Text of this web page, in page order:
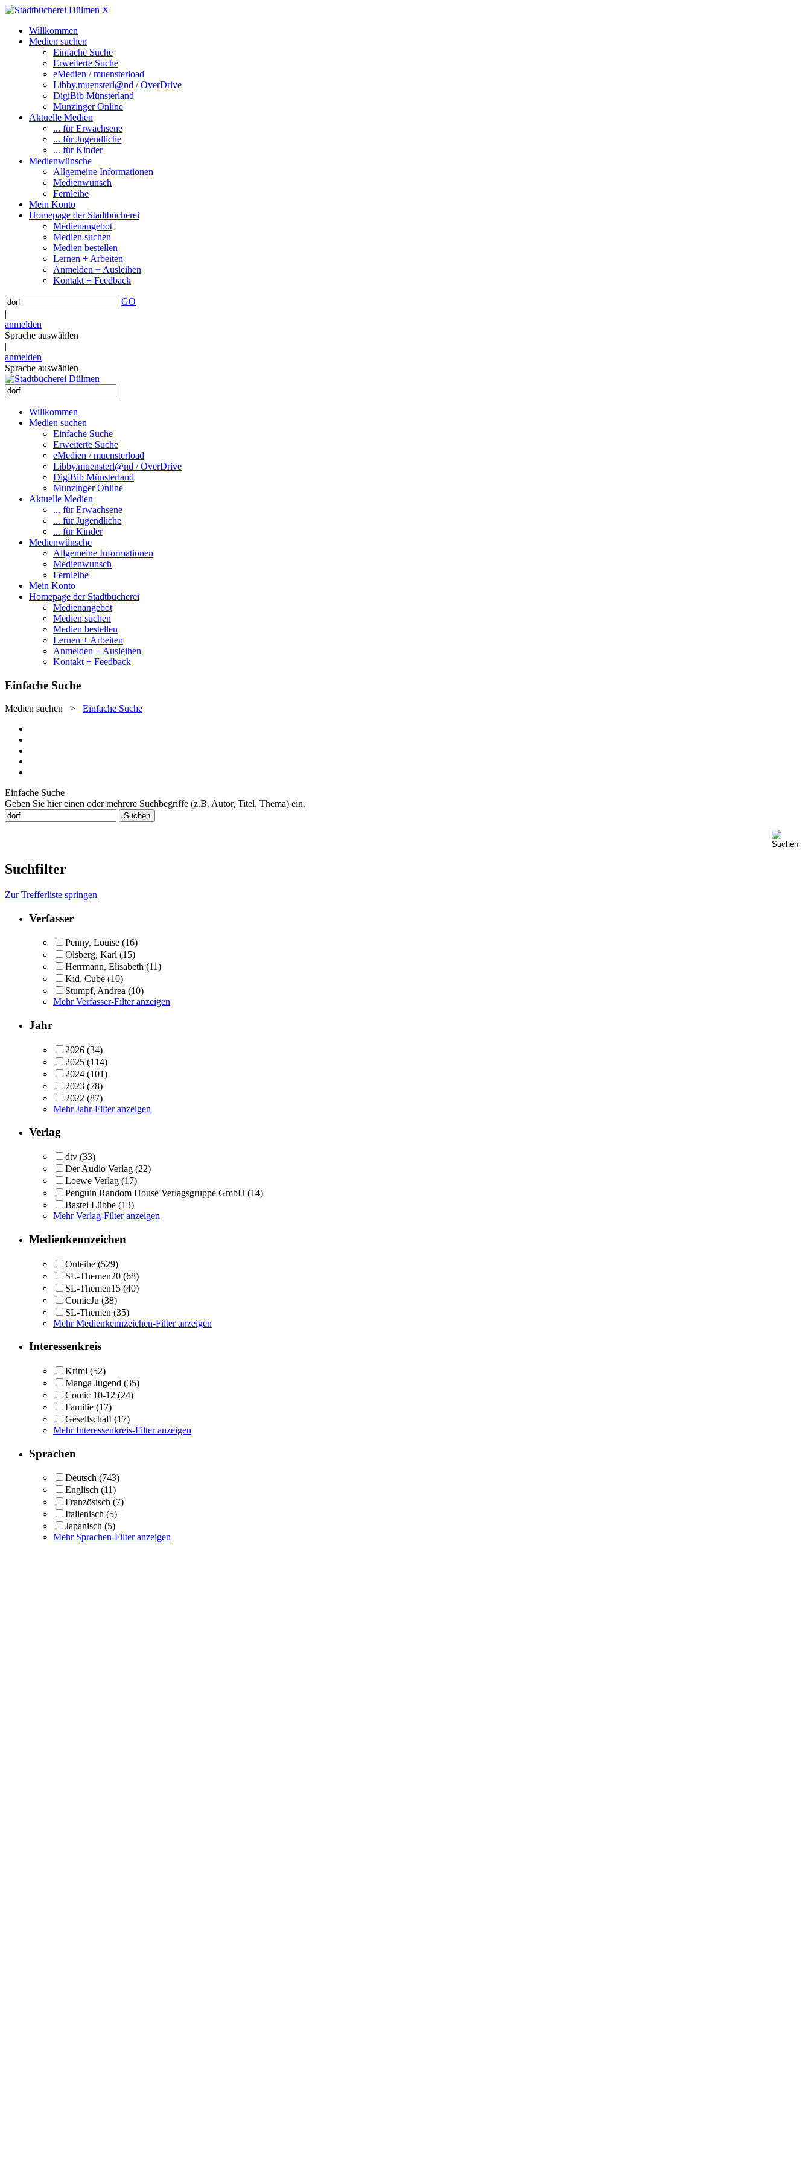
X
Willkommen
Medien suchen
Einfache Suche
Erweiterte Suche
eMedien / muensterload
Libby.muensterl@nd / OverDrive
DigiBib Münsterland
Munzinger Online
Aktuelle Medien
... für Erwachsene
... für Jugendliche
... für Kinder
Medienwünsche
Allgemeine Informationen
Medienwunsch
Fernleihe
Mein Konto
Homepage der Stadtbücherei
Medienangebot
Medien suchen
Medien bestellen
Lernen + Arbeiten
Anmelden + Ausleihen
Kontakt + Feedback
GO
|
anmelden
Sprache auswählen
|
anmelden
Sprache auswählen
Willkommen
Medien suchen
Einfache Suche
Erweiterte Suche
eMedien / muensterload
Libby.muensterl@nd / OverDrive
DigiBib Münsterland
Munzinger Online
Aktuelle Medien
... für Erwachsene
... für Jugendliche
... für Kinder
Medienwünsche
Allgemeine Informationen
Medienwunsch
Fernleihe
Mein Konto
Homepage der Stadtbücherei
Medienangebot
Medien suchen
Medien bestellen
Lernen + Arbeiten
Anmelden + Ausleihen
Kontakt + Feedback
Einfache Suche
Medien suchen > Einfache Suche
Einfache Suche
Geben Sie hier einen oder mehrere Suchbegriffe (z.B. Autor, Titel, Thema) ein.
Suchfilter
Zur Trefferliste springen
Verfasser
Penny, Louise (16)
Olsberg, Karl (15)
Herrmann, Elisabeth (11)
Kid, Cube (10)
Stumpf, Andrea (10)
Mehr Verfasser-Filter anzeigen
Jahr
2026 (34)
2025 (114)
2024 (101)
2023 (78)
2022 (87)
Mehr Jahr-Filter anzeigen
Verlag
dtv (33)
Der Audio Verlag (22)
Loewe Verlag (17)
Penguin Random House Verlagsgruppe GmbH (14)
Bastei Lübbe (13)
Mehr Verlag-Filter anzeigen
Medienkennzeichen
Onleihe (529)
SL-Themen20 (68)
SL-Themen15 (40)
ComicJu (38)
SL-Themen (35)
Mehr Medienkennzeichen-Filter anzeigen
Interessenkreis
Krimi (52)
Manga Jugend (35)
Comic 10-12 (24)
Familie (17)
Gesellschaft (17)
Mehr Interessenkreis-Filter anzeigen
Sprachen
Deutsch (743)
Englisch (11)
Französisch (7)
Italienisch (5)
Japanisch (5)
Mehr Sprachen-Filter anzeigen